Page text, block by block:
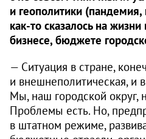
и геополитики (пандемия,
как-то сказалось на
бизнесе, бюджете
— Ситуация в стране,
и внешнеполитическая, и
Мы, наш городской округ,
Проблемы есть. Но,
в штатном режиме,